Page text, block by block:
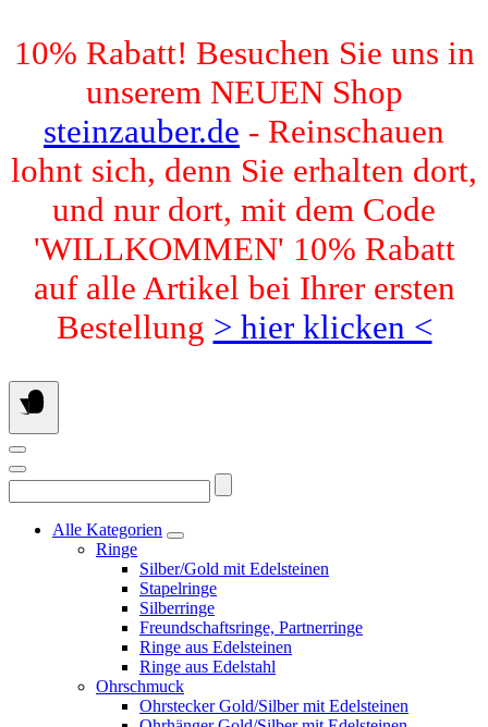
Springen
Sie
10% Rabatt! Besuchen Sie uns in
unserem NEUEN Shop
steinzauber.de - Reinschauen
lohnt sich, denn Sie erhalten dort,
und nur dort, mit dem Code
'WILLKOMMEN' 10% Rabatt
auf alle Artikel bei Ihrer ersten
Bestellung > hier klicken <
Suchen
nach:
Alle Kategorien
Ringe
Silber/Gold mit Edelsteinen
Stapelringe
Silberringe
Freundschaftsringe, Partnerringe
Ringe aus Edelsteinen
Ringe aus Edelstahl
Ohrschmuck
Ohrstecker Gold/Silber mit Edelsteinen